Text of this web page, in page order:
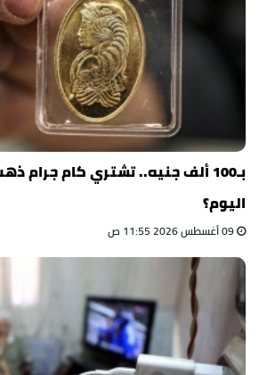
بـ100 ألف جنيه.. تشتري كام جرام
اليوم؟